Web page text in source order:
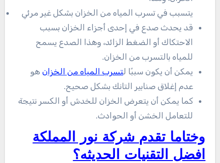
يتسبب في تسرب المياه من الخزان بشكل غير مرئي
قد يحدث صدع في إحدى أجزاء الخزان بسبب
الاحتكاك أو الضغط الزائد، وهذا الصدع يسمح
للمياه بالتسرب من الخزان.
يمكن أن يكون سببًا لتسرب المياه من الخزان هو
عدم إغلاق صنابير التانك بشكل صحيح.
كما يمكن أن يتعرض الخزان للخدش أو الكسر نتيجة
للتعامل الخشن أو الحوادث.
وختاما تقدم شركة نور المملكة
افضل التقنيات الحديثه؟